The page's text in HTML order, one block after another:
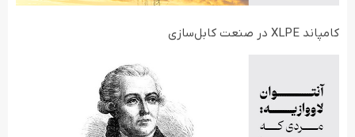
کامپاند XLPE در صنعت کابل‌سازی